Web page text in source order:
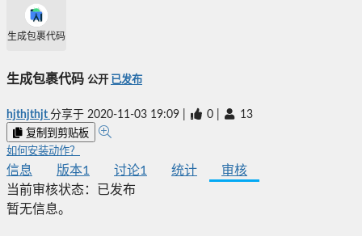
生成包裹代码
生成包裹代码 公开 已发布
hjthjthjt 分享于 2020-11-03 19:09 0 13
复制到剪贴板
如何安装动作？
信息 版本1 讨论1 统计
审核
当前审核状态：
已发布
暂无信息。